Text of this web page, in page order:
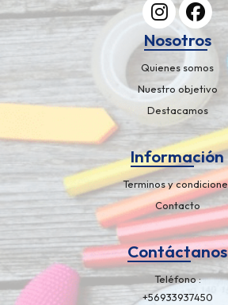
Nosotros
Quienes somos
Nuestro objetivo
Destacamos
Información
Terminos y
Contacto
Contáctanos
Teléfono
+56933937450